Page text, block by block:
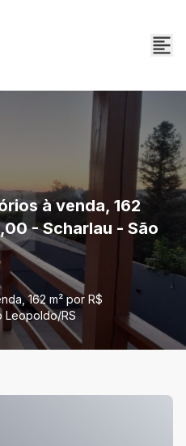
à venda, 162
- Scharlau - São
162 m² por R$
Leopoldo/RS